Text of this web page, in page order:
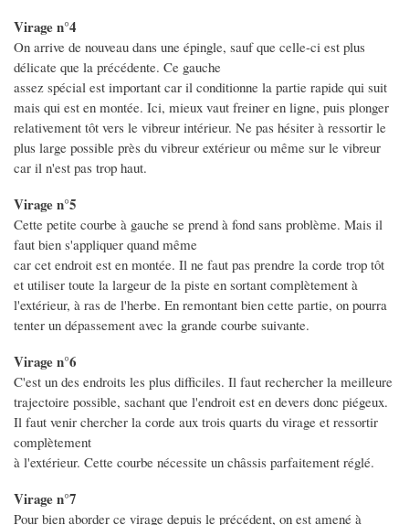
Virage n°4
On arrive de nouveau dans une épingle, sauf que celle-ci est plus
délicate que la précédente. Ce gauche
assez spécial est important car il conditionne la partie rapide qui suit
mais qui est en montée. Ici, mieux vaut freiner en ligne, puis plonger
relativement tôt vers le vibreur intérieur. Ne pas hésiter à ressortir le
plus large possible près du vibreur extérieur ou même sur le vibreur
car il n'est pas trop haut.
Virage n°5
Cette petite courbe à gauche se prend à fond sans problème. Mais il
faut bien s'appliquer quand même
car cet endroit est en montée. Il ne faut pas prendre la corde trop tôt
et utiliser toute la largeur de la piste en sortant complètement à
l'extérieur, à ras de l'herbe. En remontant bien cette partie, on pourra
tenter un dépassement avec la grande courbe suivante.
Virage n°6
C'est un des endroits les plus difficiles. Il faut rechercher la meilleure
trajectoire possible, sachant que l'endroit est en devers donc piégeux.
Il faut venir chercher la corde aux trois quarts du virage et ressortir
complètement
à l'extérieur. Cette courbe nécessite un châssis parfaitement réglé.
Virage n°7
Pour bien aborder ce virage depuis le précédent, on est amené à